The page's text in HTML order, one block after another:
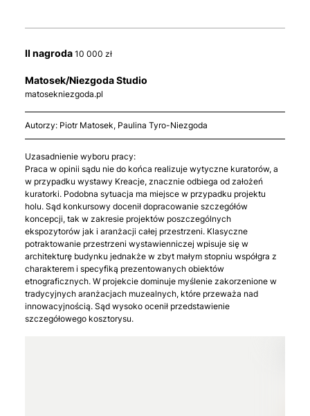
II nagroda 10 000 zł
Matosek/Niezgoda Studio
matosekniezgoda.pl
Autorzy: Piotr Matosek, Paulina Tyro-Niezgoda
Uzasadnienie wyboru pracy:
Praca w opinii sądu nie do końca realizuje wytyczne kuratorów, a
w przypadku wystawy Kreacje, znacznie odbiega od założeń
kuratorki. Podobna sytuacja ma miejsce w przypadku projektu
holu. Sąd konkursowy docenił dopracowanie szczegółów
koncepcji, tak w zakresie projektów poszczególnych
ekspozytorów jak i aranżacji całej przestrzeni. Klasyczne
potraktowanie przestrzeni wystawienniczej wpisuje się w
architekturę budynku jednakże w zbyt małym stopniu współgra z
charakterem i specyfiką prezentowanych obiektów
etnograficznych. W projekcie dominuje myślenie zakorzenione w
tradycyjnych aranżacjach muzealnych, które przeważa nad
innowacyjnością. Sąd wysoko ocenił przedstawienie
szczegółowego kosztorysu.